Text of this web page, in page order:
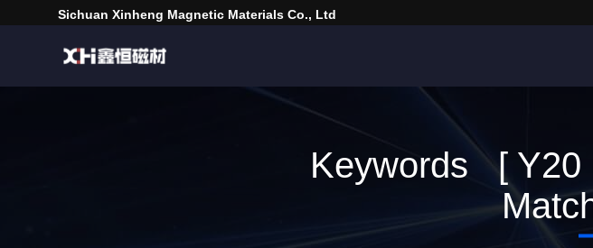
Sichuan Xinheng Magnetic Materials Co., Ltd
Keywords [ Y20
Match